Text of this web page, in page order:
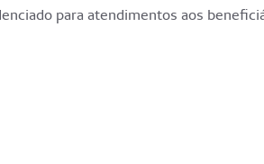
para atendimentos aos